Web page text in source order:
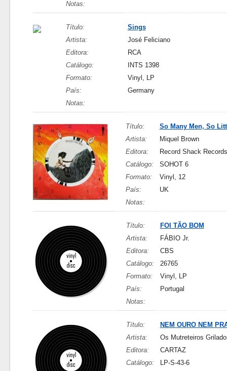
Notas:
Título:
Sings
Artista:
José Feliciano
Editora:
RCA
Catálogo:
INTS 1398
Formato:
Vinyl, LP
País:
Germany
Notas:
Título:
So Many Men, So
Artista:
Miquel Brown
Editora:
Record Shack Records
Catálogo:
SOHOT 6
Formato:
Vinyl, 12
País:
UK
Notas:
Título:
FOI TÃO BOM
Artista:
FÁBIO Jr.
Editora:
CBS
Catálogo:
26765
Formato:
Vinyl, LP
País:
Portugal
Notas:
Título:
NEM OURO NEM
Artista:
Os Mutreteiros
Editora:
CARTAZ
Catálogo:
LP-S-43-6